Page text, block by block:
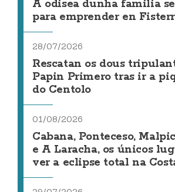
A odisea dunha familia
para emprender en
28/07/2026
Rescatan os dous
Papin Primero tras ir a
do Centolo
01/08/2026
Cabana, Ponteceso,
e A Laracha, os únicos
ver a eclipse total na